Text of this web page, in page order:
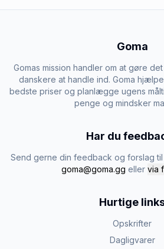
Goma
Gomas mission handler om at gøre
danskere at handle ind. Goma
bedste priser og planlægge ugens
penge og mindsker
Har du
Send gerne din feedback og forslag
goma@goma.gg eller via
Hurtige
Opskrifter
Dagligvarer